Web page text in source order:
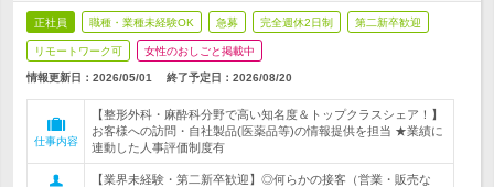
正社員 職種・業種未経験OK 急募 完全週休2日制 第二新卒歓迎
リモートワーク可 女性のおしごと掲載中
情報更新日：2026/05/01 終了予定日： 2026/08/20
仕事内容
【整形外科・麻酔科分野で高い知名度＆トップクラスシェア！】
お客様への訪問・自社製品(医薬品等)の情報提供を担当 ★業績に
連動した人事評価制度有
【業界未経験・第二新卒歓迎】◎何らかの接客（営業・販売な